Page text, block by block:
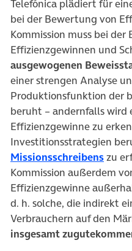
Telefónica plädiert für
bei der Bewertung von
Kommission muss bei
Effizienzgewinnen und
ausgewogenen
einer strengen Analyse
Produktionsfunktion der
beruht – andernfalls wird
Effizienzgewinne zu
Investitionsstrategien
Missionsschreibenszu
Kommission außerdem
Effizienzgewinne
d. h. solche, die indirekt
Verbrauchern auf den
insgesamt